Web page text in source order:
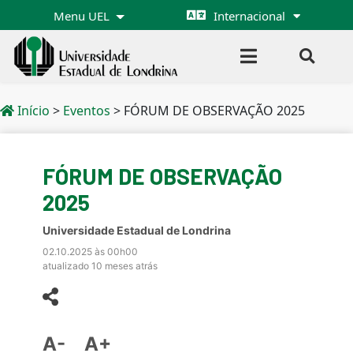
Menu UEL Internacional
Início > Eventos > FÓRUM DE OBSERVAÇÃO 2025
FÓRUM DE OBSERVAÇÃO
2025
Universidade Estadual de Londrina
02.10.2025 às 00h00
atualizado 10 meses atrás
A- A+